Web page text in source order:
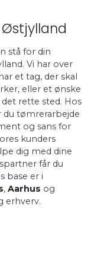
stå for din
Vi har over
et tag, der skal
eller et ønske
rette sted. Hos
du tømrerarbejde
og sans for
kunders
dig med dine
får du
base er i
, Aarhus og
erhverv.